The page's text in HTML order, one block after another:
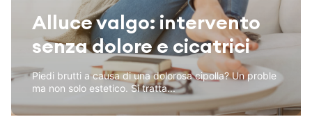
Alluce valgo: intervento
senza dolore e cicatrici
Piedi brutti a causa di una dolorosa cipolla? Un proble
ma non solo estetico. Si tratta...